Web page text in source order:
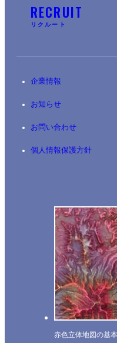
RECRUIT
リクルート
企業情報
お知らせ
お問い合わせ
個人情報保護方針
赤色立体地図の基